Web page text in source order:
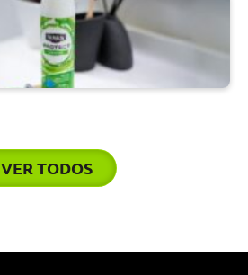
VER TODOS